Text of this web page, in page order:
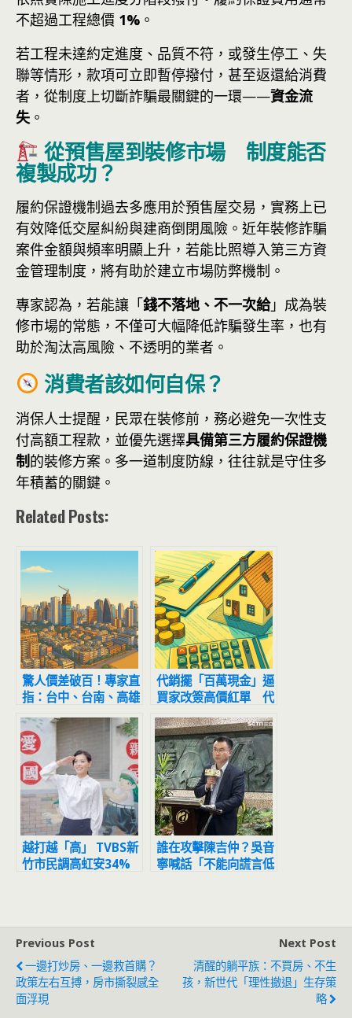
不超過工程總價 1% 。
若工程未達約定進度、品質不符，或發生停工、失
聯等情形，款項可立即暫停撥付，甚至返還給消費
者，從制度上切斷詐騙最關鍵的一環——資金流
失。
從預售屋到裝修市場 制度能否
複製成功？
履約保證機制過去多應用於預售屋交易，實務上已
有效降低交屋糾紛與建商倒閉風險。近年裝修詐騙
案件金額與頻率明顯上升，若能比照導入第三方資
金管理制度，將有助於建立市場防弊機制。
專家認為，若能讓「錢不落地、不一次給」成為裝
修市場的常態，不僅可大幅降低詐騙發生率，也有
助於淘汰高風險、不透明的業者。
消費者該如何自保？
消保人士提醒，民眾在裝修前，務必避免一次性支
付高額工程款，並優先選擇具備第三方履約保證機
制的裝修方案。多一道制度防線，往往就是守住多
年積蓄的關鍵。
Related Posts:
驚人價差破百！專家直
指：台中、台南、高雄
買新不如買舊
代銷擺「百萬現金」逼
買家改簽高價紅單 代
書：小心觸法恐吃官司
越打越「高」 TVBS新
竹市民調高虹安34%
誰在攻擊陳吉仲？吳音
寧喊話「不能向謊言低
Previous Post
一邊打炒房、一邊救首購？
政策左右互搏，房市撕裂感全
面浮現
Next Post
清醒的躺平族：不買房、不生
孩，新世代「理性撤退」生存策
略